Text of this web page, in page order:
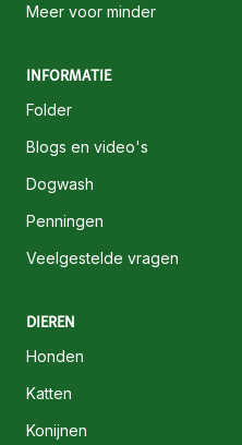
Meer voor minder
INFORMATIE
Folder
Blogs en video's
Dogwash
Penningen
Veelgestelde vragen
DIEREN
Honden
Katten
Konijnen